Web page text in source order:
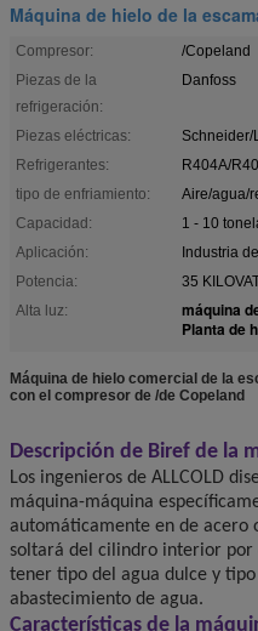
Máquina de hielo de la
Compresor:
/Copeland
Piezas de la
refrigeración:
Danfoss
Piezas eléctricas:
Schneider/
Refrigerantes:
R404A/
tipo de enfriamiento:
Aire/agua/
Capacidad:
1 - 10
Aplicación:
Industria
Potencia:
35
Alta luz:
máquina
Planta de
Máquina de hielo comercial de la
con el compresor de /de Copeland
Descripción de Biref de la
Los ingenieros de ALLCOLD
máquina-máquina
automáticamente en de acero
soltará del cilindro interior por
tener tipo del agua dulce y
abastecimiento de agua.
Características de la